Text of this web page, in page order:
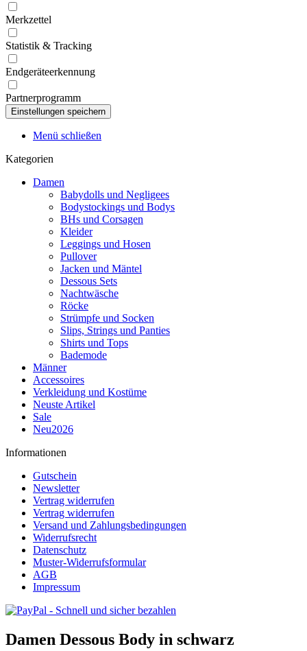
Merkzettel
Statistik & Tracking
Endgeräteerkennung
Partnerprogramm
Menü schließen
Kategorien
Damen
Babydolls und Negligees
Bodystockings und Bodys
BHs und Corsagen
Kleider
Leggings und Hosen
Pullover
Jacken und Mäntel
Dessous Sets
Nachtwäsche
Röcke
Strümpfe und Socken
Slips, Strings und Panties
Shirts und Tops
Bademode
Männer
Accessoires
Verkleidung und Kostüme
Neuste Artikel
Sale
Neu2026
Informationen
Gutschein
Newsletter
Vertrag widerrufen
Vertrag widerrufen
Versand und Zahlungsbedingungen
Widerrufsrecht
Datenschutz
Muster-Widerrufsformular
AGB
Impressum
Damen Dessous Body in schwarz